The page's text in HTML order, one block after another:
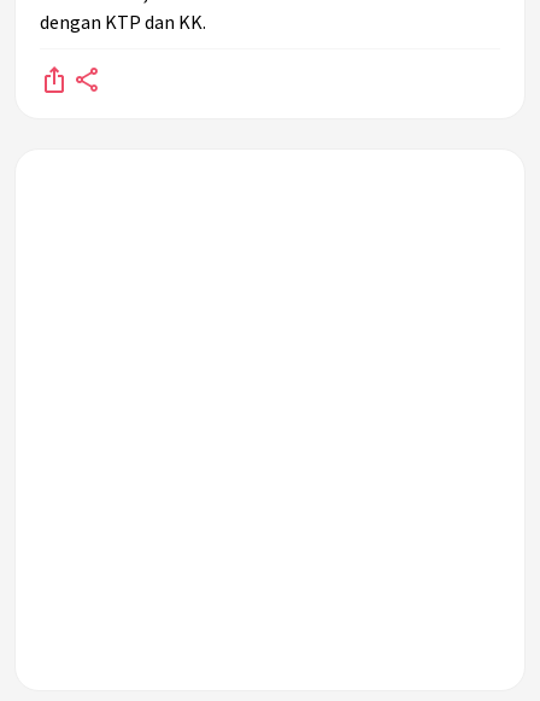
dengan KTP dan KK.